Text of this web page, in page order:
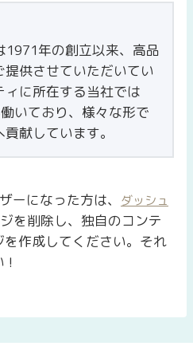
1971年の創立以来、高品
供させていただいてい
に所在する当社では
いており、様々な形で
献しています。
ーになった方は、 ダッシュ
を削除し、独自のコンテ
作成してください。それ
!